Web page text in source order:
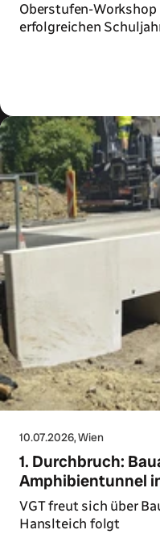
Oberstufen-
erfolgreichen
10.07.2026, Wien
1. Durchbruch:
Amphibientunnel
VGT freut sich über
Hanslteich folgt